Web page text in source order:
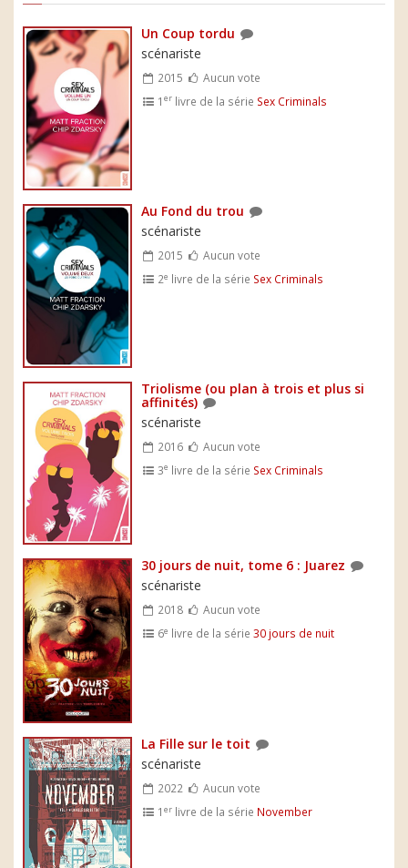
Un Coup tordu
scénariste
2015
Aucun vote
1er livre de la série Sex Criminals
Au Fond du trou
scénariste
2015
Aucun vote
2e livre de la série Sex Criminals
Triolisme (ou plan à trois et plus si
affinités)
scénariste
2016
Aucun vote
3e livre de la série Sex Criminals
30 jours de nuit, tome 6 : Juarez
scénariste
2018
Aucun vote
6e livre de la série30 jours de nuit
La Fille sur le toit
scénariste
2022
Aucun vote
1er livre de la série November